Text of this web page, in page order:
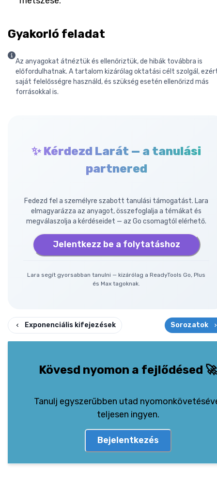
Gyakorló feladat
Az anyagokat átnéztük és ellenőriztük, de hibák továbbra is
előfordulhatnak. A tartalom kizárólag oktatási célt szolgál,
saját felelősségre használd, és szükség esetén ellenőrizd más
forrásokkal is.
✨ Kérdezd Larát — a tanulási
partnered
Fedezd fel a személyre szabott tanulási támogatást. Lara
elmagyarázza az anyagot, összefoglalja a témákat és
megválaszolja a kérdéseidet — az Go csomagtól elérhető.
Jelentkezz be a folytatáshoz
Lara segít gyorsabban tanulni — kizárólag a ReadyTools Go, Plus
és Max tagoknak.
Exponenciális kifejezések Sorozatok
Kövesd nyomon a fejlődésed 🚀
Tanulj egyszerűbben utad
teljesen ingyen.
Bejelentkezés